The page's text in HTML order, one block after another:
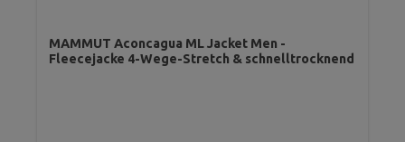
MAMMUT Aconcagua ML Jacket Men -
Fleecejacke 4-Wege-Stretch & schnelltrocknend